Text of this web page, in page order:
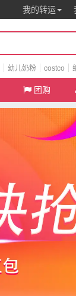
我的转运
幼儿奶粉 costco
团购